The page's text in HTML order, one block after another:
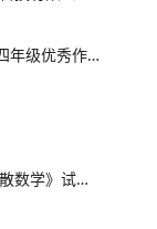
泡温泉600字小学四年级优秀作文
(完整word版)《离散数学》试题及答案